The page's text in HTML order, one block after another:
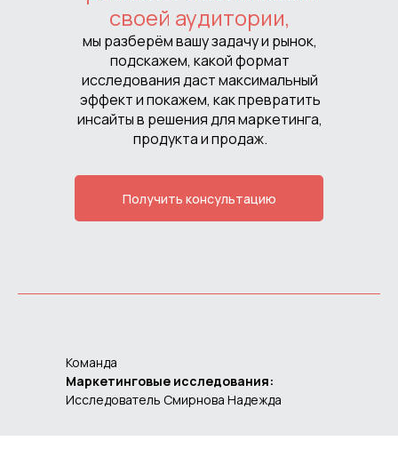
своей аудитории,
мы разберём вашу задачу и рынок,
подскажем, какой формат
исследования даст максимальный
эффект и покажем, как превратить
инсайты в решения для маркетинга,
продукта и продаж.
Получить консультацию
Команда
Маркетинговые исследования:
Исследователь Смирнова Надежда